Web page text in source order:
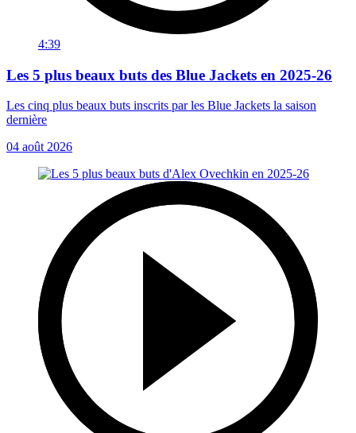
4:39
Les 5 plus beaux buts des Blue Jackets en 2025-26
Les cinq plus beaux buts inscrits par les Blue Jackets la saison
dernière
04 août 2026